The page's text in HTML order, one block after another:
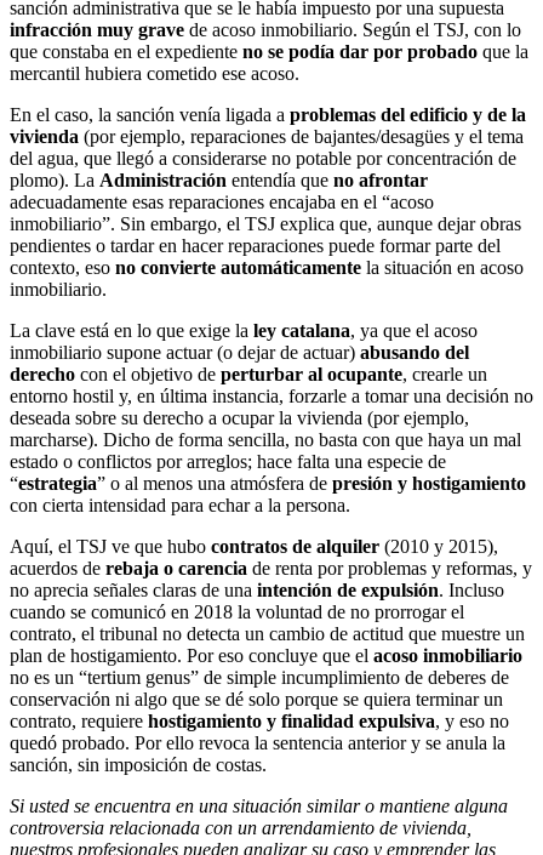
sanción administrativa que se le había impuesto por una supuesta
infracción muy grave de acoso inmobiliario. Según el TSJ, con lo
que constaba en el expediente no se podía dar por probado que la
mercantil hubiera cometido ese acoso.
En el caso, la sanción venía ligada a problemas del edificio y de la
vivienda (por ejemplo, reparaciones de bajantes/desagües y el tema
del agua, que llegó a considerarse no potable por concentración de
plomo). La Administración entendía que no afrontar
adecuadamente esas reparaciones encajaba en el “acoso
inmobiliario”. Sin embargo, el TSJ explica que, aunque dejar obras
pendientes o tardar en hacer reparaciones puede formar parte del
contexto, eso no convierte automáticamente la situación en acoso
inmobiliario.
La clave está en lo que exige la ley catalana, ya que el acoso
inmobiliario supone actuar (o dejar de actuar) abusando del
derecho con el objetivo de perturbar al ocupante, crearle un
entorno hostil y, en última instancia, forzarle a tomar una decisión no
deseada sobre su derecho a ocupar la vivienda (por ejemplo,
marcharse). Dicho de forma sencilla, no basta con que haya un mal
estado o conflictos por arreglos; hace falta una especie de
“estrategia” o al menos una atmósfera de presión y hostigamiento
con cierta intensidad para echar a la persona.
Aquí, el TSJ ve que hubo contratos de alquiler (2010 y 2015),
acuerdos de rebaja o carencia de renta por problemas y reformas, y
no aprecia señales claras de una intención de expulsión. Incluso
cuando se comunicó en 2018 la voluntad de no prorrogar el
contrato, el tribunal no detecta un cambio de actitud que muestre un
plan de hostigamiento. Por eso concluye que el acoso inmobiliario
no es un “tertium genus” de simple incumplimiento de deberes de
conservación ni algo que se dé solo porque se quiera terminar un
contrato, requiere hostigamiento y finalidad expulsiva, y eso no
quedó probado. Por ello revoca la sentencia anterior y se anula la
sanción, sin imposición de costas.
Si usted se encuentra en una situación similar o mantiene alguna
controversia relacionada con un arrendamiento de vivienda,
nuestros profesionales pueden analizar su caso y emprender las